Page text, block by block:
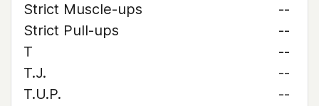
Strict Muscle-ups
--
Strict Pull-ups
--
T
--
T.J.
--
T.U.P.
--